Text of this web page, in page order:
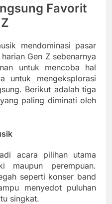
Favorit
mendominasi pasar
Gen Z sebenarnya
untuk mencoba hal
untuk mengeksplorasi
Berikut adalah tiga
paling diminati oleh
acara pilihan utama
maupun perempuan.
seperti konser band
menyedot puluhan
singkat.